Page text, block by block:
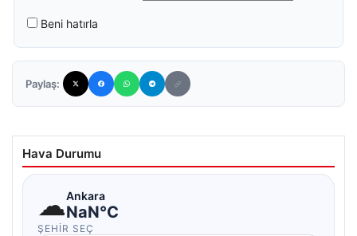
Beni hatırla
Paylaş:
Hava Durumu
☁Ankara
NaN°C
ŞEHIR SEÇ